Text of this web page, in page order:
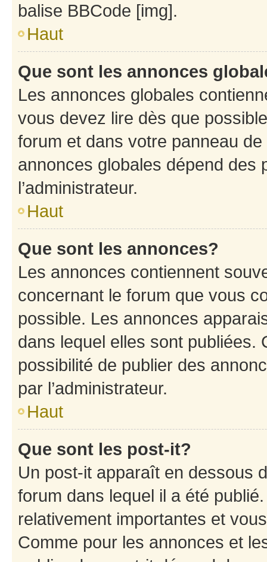
balise BBCode [img].
Haut
Que sont les annonces
Les annonces globales
vous devez lire dès que
forum et dans votre panneau
annonces globales dépend des
l’administrateur.
Haut
Que sont les annonces?
Les annonces contiennent
concernant le forum que vous
possible. Les annonces
dans lequel elles sont publiées.
possibilité de publier des
par l’administrateur.
Haut
Que sont les post-it?
Un post-it apparaît en dessous
forum dans lequel il a été
relativement importantes et
Comme pour les annonces et